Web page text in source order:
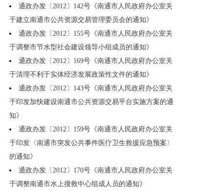
通政办发〔2012〕142号《南通市人民政府办公室关
于建立南通市公共资源交易管理委员会的通知》
通政办发〔2012〕155号《南通市人民政府办公室关
于调整市节水型社会建设领导小组成员的通知》
通政办发〔2012〕169号《南通市人民政府办公室关
于清理不利于实体经济发展政策性文件的通知》
通政办发〔2012〕143号《南通市人民政府办公室关
于印发加快建设南通市公共资源交易平台实施方案的通
知》
通政办发〔2012〕159号《南通市人民政府办公室关
于印发〈南通市突发公共事件医疗卫生救援应急预案〉
的通知》
通政办发〔2012〕170号《南通市人民政府办公室关
于调整南通市水上搜救中心组成人员的通知》